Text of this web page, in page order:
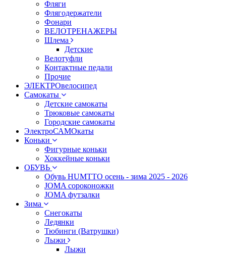
Фляги
Флягодержатели
Фонари
ВЕЛОТРЕНАЖЕРЫ
Шлема
Детские
Велотуфли
Контактные педали
Прочие
ЭЛЕКТРОвелосипед
Самокаты
Детские самокаты
Трюковые самокаты
Городские самокаты
ЭлектроСАМОкаты
Коньки
Фигурные коньки
Хоккейные коньки
ОБУВЬ
Обувь HUMTTO осень - зима 2025 - 2026
JOMA сороконожки
JOMA футзалки
Зима
Снегокаты
Ледянки
Тюбинги (Ватрушки)
Лыжи
Лыжи